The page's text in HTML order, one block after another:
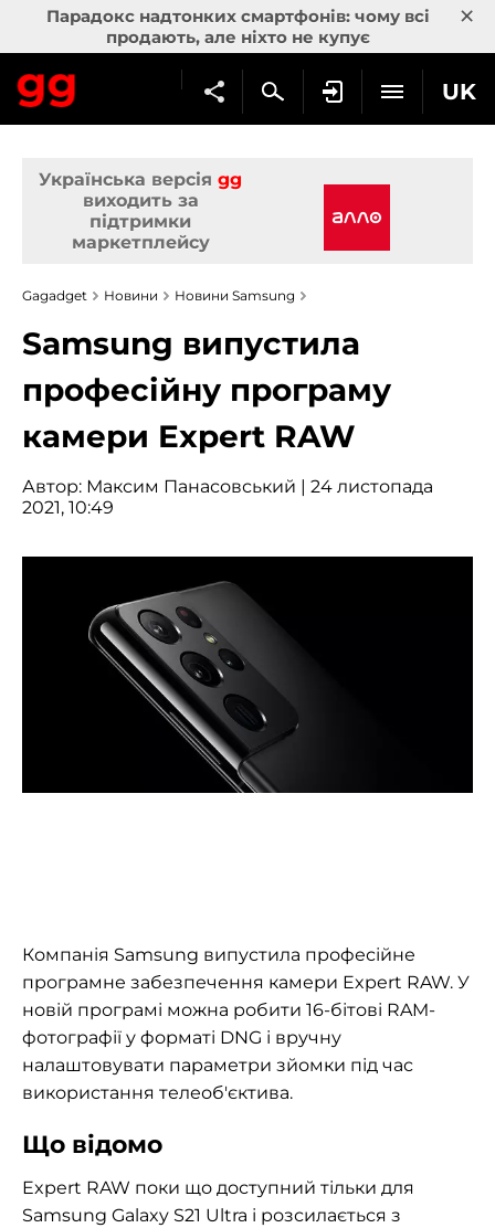
Парадокс надтонких смартфонів: чому всі
продають, але ніхто не купує
×
UK
Українська версія gg
виходить за
підтримки
маркетплейсу
Gagadget Новини Новини Samsung
Samsung випустила
професійну програму
камери Expert RAW
Автор: Максим Панасовський | 24 листопада
2021, 10:49
Компанія Samsung випустила професійне
програмне забезпечення камери Expert RAW. У
новій програмі можна робити 16-бітові RAM-
фотографії у форматі DNG і вручну
налаштовувати параметри зйомки під час
використання телеоб'єктива.
Що відомо
Expert RAW поки що доступний тільки для
Samsung Galaxy S21 Ultra і розсилається з